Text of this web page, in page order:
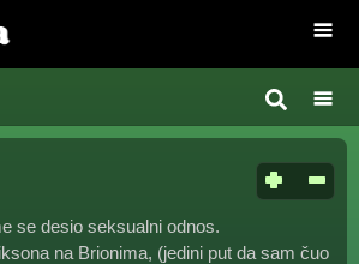
se desio seksualni odnos.
na Brionima, (jedini put da sam čuo